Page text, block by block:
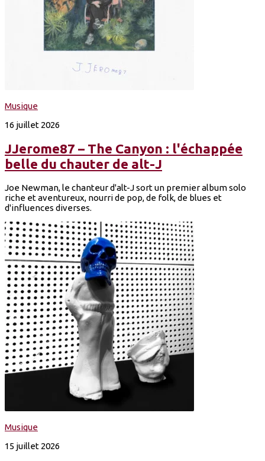
Musique
16 juillet 2026
JJerome87 – The Canyon : l'échappée
belle du chauter de alt-J
Joe Newman, le chanteur d'alt-J sort un premier album solo
riche et aventureux, nourri de pop, de folk, de blues et
d'influences diverses.
Musique
15 juillet 2026